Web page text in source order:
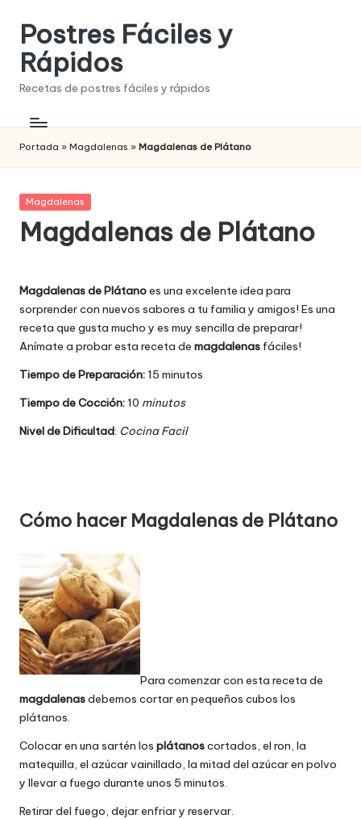
Saltar
contenido
Postres Fáciles y
Rápidos
Recetas de postres fáciles y rápidos
Portada » Magdalenas » Magdalenas de Plátano
Publicada
Magdalenas
Magdalenas de Plátano
Magdalenas de Plátanoes una excelente idea para
sorprender con nuevos sabores a tu familia y amigos! Es una
receta que gusta mucho y es muy sencilla de preparar!
Anímate a probar esta receta de magdalenas fáciles!
Tiempo de Preparación: 15 minutos
Tiempo de Cocción: 10 minutos
Nivel de Dificultad: Cocina Facil
Cómo hacer Magdalenas de Plátano
Para comenzar con esta receta de
magdalenasdebemos cortar en pequeños cubos los
plátanos.
Colocar en una sartén los plátanoscortados, el ron, la
matequilla, el azúcar vainillado, la mitad del azúcar en polvo
y llevar a fuego durante unos 5 minutos.
Retirar del fuego, dejar enfriar y reservar.